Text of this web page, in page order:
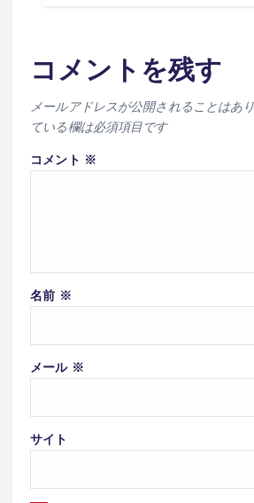
コメントを残す
メールアドレスが公開されることはあり
ている欄は必須項目です
コメント ※
名前 ※
メール ※
サイト